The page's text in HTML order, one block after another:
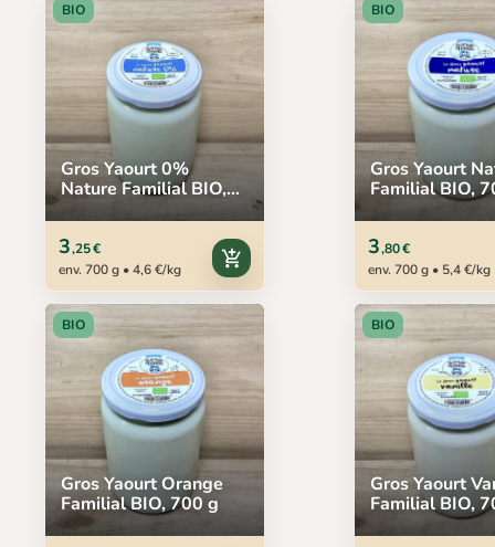
BIO
Gros Yaourt 0%
Nature Familial BIO,
3,25 €
env. 700 g • 4,6 €/kg
add_shopping_cart
BIO
Gros Yaourt
Familial BIO,
3,80 €
env. 700 g • 5,4 €/kg
BIO
Gros Yaourt Orange
Familial BIO, 700 g
BIO
Gros Yaourt
Familial BIO,